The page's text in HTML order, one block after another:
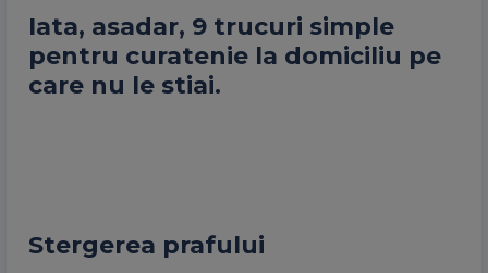
Iata, asadar, 9 trucuri simple
pentru curatenie la domiciliu pe
care nu le stiai.
Stergerea prafului